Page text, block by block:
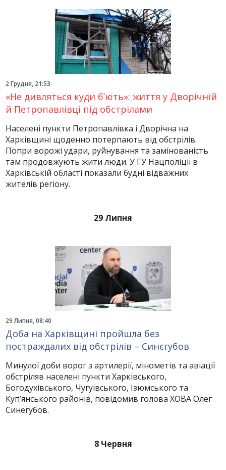
2 Грудня, 21:53
«Не дивляться куди б’ють»: життя у Дворічній
й Петропавлівці під обстрілами
Населені пункти Петропавлівка і Дворічна на
Харківщині щоденно потерпають від обстрілів.
Попри ворожі удари, руйнування та замінованість
там продовжують жити люди. У ГУ Нацполіції в
Харківській області показали будні відважних
жителів регіону.
29 Липня
29 Липня, 08:40
Доба на Харківщині пройшла без
постраждалих від обстрілів – Синєгубов
Минулої доби ворог з артилерії, мінометів та авіації
обстріляв населені пункти Харківського,
Богодухівського, Чугуївського, Ізюмського та
Куп’янського районів, повідомив голова ХОВА Олег
Синегубов.
8 Червня